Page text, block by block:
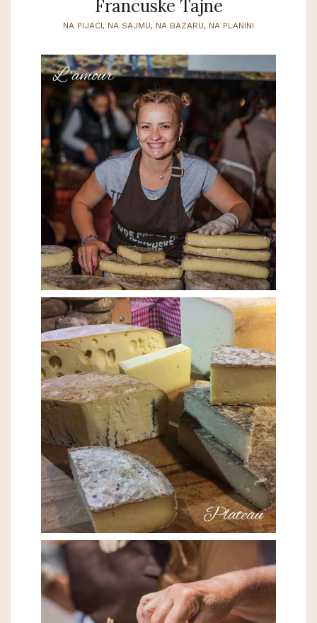
Francuske Tajne
NA PIJACI, NA SAJMU, NA BAZARU, NA PLANINI